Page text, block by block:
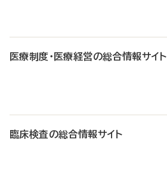
医療制度・医療経営の総合情報サイト
臨床検査の総合情報サイト